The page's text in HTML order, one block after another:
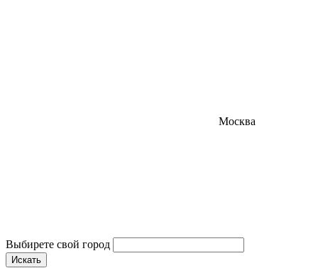
Москва
Выбирете свой город
Искать